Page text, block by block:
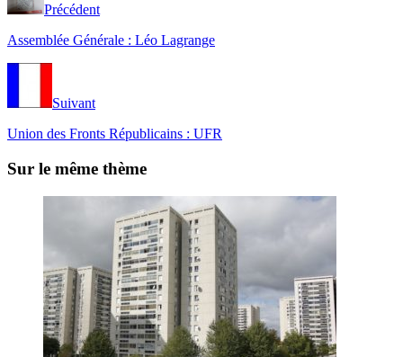
Précédent
Assemblée Générale : Léo Lagrange
Suivant
Union des Fronts Républicains : UFR
Sur le même thème